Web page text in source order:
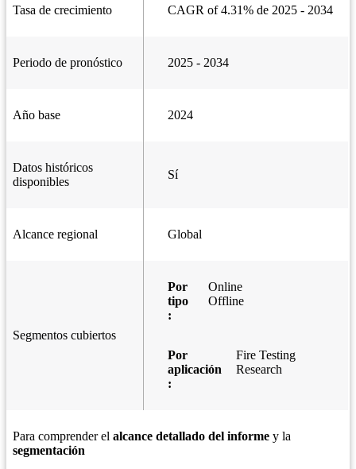
Tasa de crecimiento CAGR of 4.31% de 2025 - 2034
Periodo de pronóstico 2025 - 2034
Año base 2024
Datos históricos
disponibles
Sí
Alcance regional Global
Segmentos cubiertos
Por
tipo
:
Online
Offline
Por
aplicación
:
Fire Testing
Research
Para comprender el alcance detallado del informe y la
segmentación